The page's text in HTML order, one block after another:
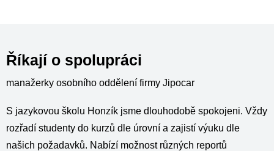
Říkají o spolupráci
manažerky osobního oddělení firmy Jipocar
S jazykovou školu Honzík jsme dlouhodobě spokojeni. Vždy
rozřadí studenty do kurzů dle úrovní a zajistí výuku dle
našich požadavků. Nabízí možnost různých reportů